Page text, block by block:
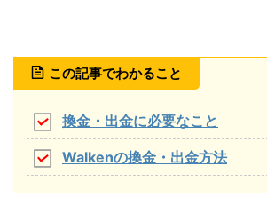
この記事でわかること
換金・出金に必要なこと
Walkenの換金・出金方法